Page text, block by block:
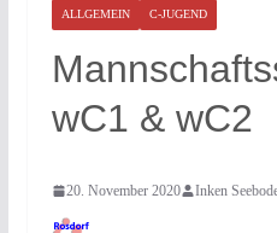
ALLGEMEIN C-JUGEND
wC1 & wC2
20. November 2020 Inken